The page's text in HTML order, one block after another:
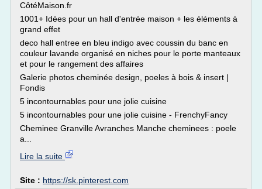
CôtéMaison.fr
1001+ Idées pour un hall d'entrée maison + les éléments à
grand effet
deco hall entree en bleu indigo avec coussin du banc en
couleur lavande organisé en niches pour le porte manteaux
et pour le rangement des affaires
Galerie photos cheminée design, poeles à bois & insert |
Fondis
5 incontournables pour une jolie cuisine
5 incontournables pour une jolie cuisine - FrenchyFancy
Cheminee Granville Avranches Manche cheminees : poele
a...
Lire la suite
Site : https://sk.pinterest.com